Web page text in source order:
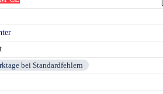
bei Standardfehlern